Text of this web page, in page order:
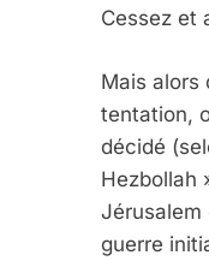
Cessez et
Mais alors
tentation,
décidé
Hezbollah
Jérusalem
guerre